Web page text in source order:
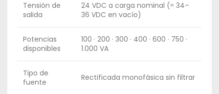
Tensión de
salida
24 VDC a carga nominal (≈ 34–
36 VDC en vacío)
Potencias
disponibles
100 · 200 · 300 · 400 · 600 · 750 ·
1.000 VA
Tipo de
fuente
Rectificada monofásica sin filtrar